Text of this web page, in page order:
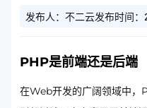
发布人：不二云发布时间：
PHP是前端还是后端
在Web开发的广阔领域中，